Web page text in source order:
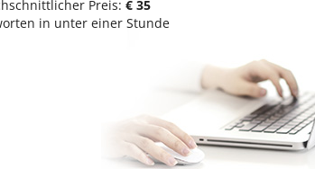
Preis: € 35
in unter einer Stunde